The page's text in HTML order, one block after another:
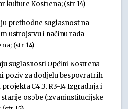
kulture Kostrena; (str 14)
prethodne suglasnost na
ustrojstvu i načinu rada
(str 14)
suglasnosti Općini Kostrena
poziv za dodjelu bespovratnih
C4.3. R3-I4 Izgradnja i
osobe (izvaninstitucijske